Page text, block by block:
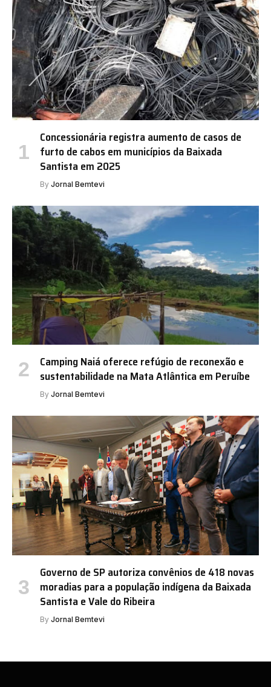
Concessionária registra aumento de casos de
furto de cabos em municípios da Baixada
Santista em 2025
By Jornal Bemtevi
Camping Naiá oferece refúgio de reconexão e
sustentabilidade na Mata Atlântica em Peruíbe
By Jornal Bemtevi
Governo de SP autoriza convênios de 418 novas
moradias para a população indígena da Baixada
Santista e Vale do Ribeira
By Jornal Bemtevi